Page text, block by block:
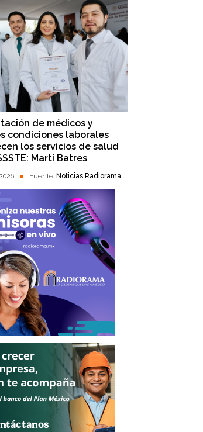
de médicos y
condiciones laborales
los servicios de salud
Martí Batres
Fuente: Noticias Radiorama